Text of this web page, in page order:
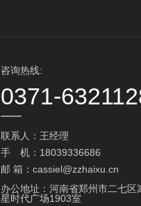
咨询热线:
0371-
联系人：王经理
手 机：18039336686
邮 箱：cassiel@zzhaixu.cn
办公地址：河南省郑州市二七区
星时代广场1903室